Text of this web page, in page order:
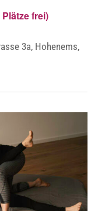
frei)
3a, Hohenems,